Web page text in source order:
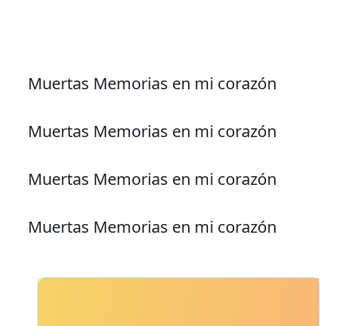
Muertas Memorias en mi corazón
Muertas Memorias en mi corazón
Muertas Memorias en mi corazón
Muertas Memorias en mi corazón